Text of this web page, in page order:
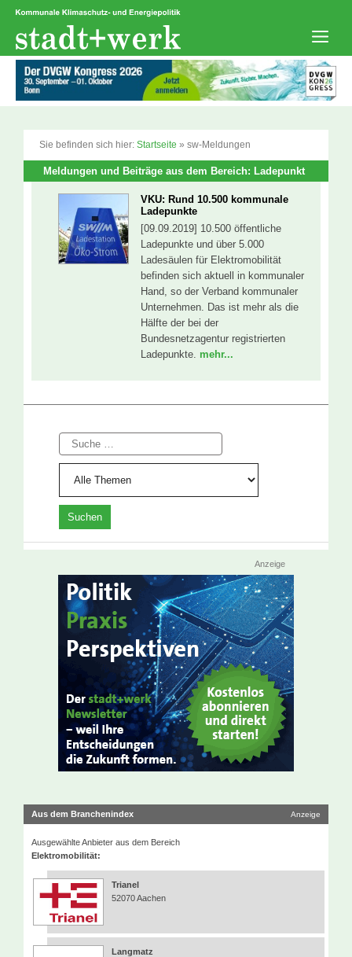
Zum
springen
Sie befinden sich hier: Startseite » sw-Meldungen
Meldungen und Beiträge aus dem Bereich: Ladepunkt
VKU: Rund 10.500 kommunale
Ladepunkte
[09.09.2019] 10.500 öffentliche
Ladepunkte und über 5.000
Ladesäulen für Elektromobilität
befinden sich aktuell in kommunaler
Hand, so der Verband kommunaler
Unternehmen. Das ist mehr als die
Hälfte der bei der
Bundesnetzagentur registrierten
Ladepunkte. mehr...
Suche
Anzeige
Aus dem Branchenindex Anzeige
Ausgewählte Anbieter aus dem Bereich
Elektromobilität:
Trianel
52070 Aachen
Langmatz